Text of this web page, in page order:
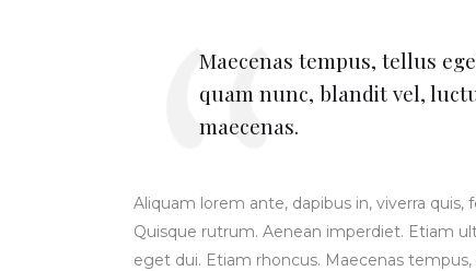
Maecenas tempus, tellus
quam nunc, blandit vel,
maecenas.
Aliquam lorem ante, dapibus in, viverra
Quisque rutrum. Aenean imperdiet. Etiam
eget dui. Etiam rhoncus. Maecenas